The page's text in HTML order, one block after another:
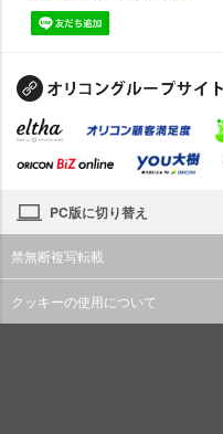
PC版に切り替え
禁無断複写転載
クッキーの使用について